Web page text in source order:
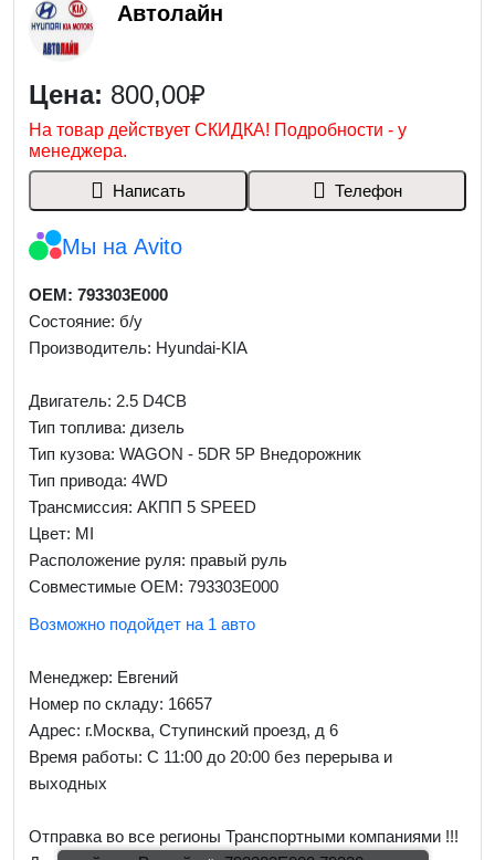
Автолайн
Цена: 800,00₽
На товар действует СКИДКА! Подробности - у
менеджера.
Написать Телефон
Мы на Avito
OEM: 793303E000
Состояние: б/у
Производитель: Hyundai-KIA
Двигатель: 2.5 D4CB
Тип топлива: дизель
Тип кузова: WAGON - 5DR 5P Внедорожник
Тип привода: 4WD
Трансмиссия: AКПП 5 SPEED
Цвет: MI
Расположение руля: правый руль
Совместимые OEM: 793303E000
Возможно подойдет на 1 авто
Менеджер: Евгений
Номер по складу: 16657
Адрес: г.Москва, Ступинский проезд, д 6
Время работы: С 11:00 до 20:00 без перерыва и
выходных
Отправка во все регионы Транспортными компаниями !!!